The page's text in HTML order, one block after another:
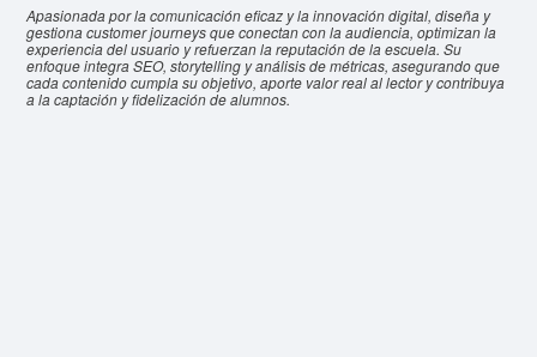
Apasionada por la comunicación eficaz y la innovación digital, diseña y
gestiona customer journeys que conectan con la audiencia, optimizan la
experiencia del usuario y refuerzan la reputación de la escuela. Su
enfoque integra SEO, storytelling y análisis de métricas, asegurando que
cada contenido cumpla su objetivo, aporte valor real al lector y contribuya
a la captación y fidelización de alumnos.